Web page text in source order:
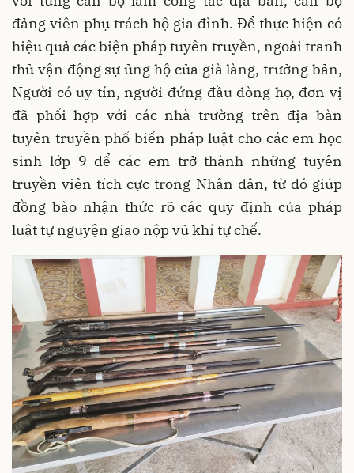
đảng viên phụ trách hộ gia đình. Để thực hiện có
hiệu quả các biện pháp tuyên truyền, ngoài tranh
thủ vận động sự ủng hộ của già làng, trưởng bản,
Người có uy tín, người đứng đầu dòng họ, đơn vị
đã phối hợp với các nhà trường trên địa bàn
tuyên truyền phổ biến pháp luật cho các em học
sinh lớp 9 để các em trở thành những tuyên
truyền viên tích cực trong Nhân dân, từ đó giúp
đồng bào nhận thức rõ các quy định của pháp
luật tự nguyện giao nộp vũ khí tự chế.